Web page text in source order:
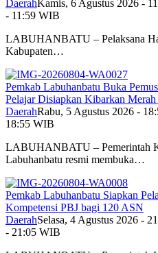
DaerahKamis, 6 Agustus 2026 -
- 11:59 WIB
LABUHANBATU – Pelaksana
Kabupaten…
Pemkab Labuhanbatu Buka
Pelajar Disiapkan Kibarkan Merah
DaerahRabu, 5 Agustus 2026 -
18:55 WIB
LABUHANBATU – Pemerintah
Labuhanbatu resmi membuka…
Pemkab Labuhanbatu Siapkan
Kompetensi PBJ bagi 120 ASN
DaerahSelasa, 4 Agustus 2026 -
- 21:05 WIB